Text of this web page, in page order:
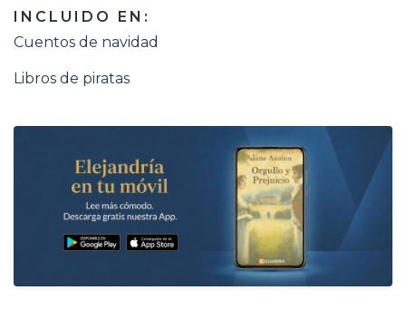
INCLUIDO EN:
Cuentos de navidad
Libros de piratas